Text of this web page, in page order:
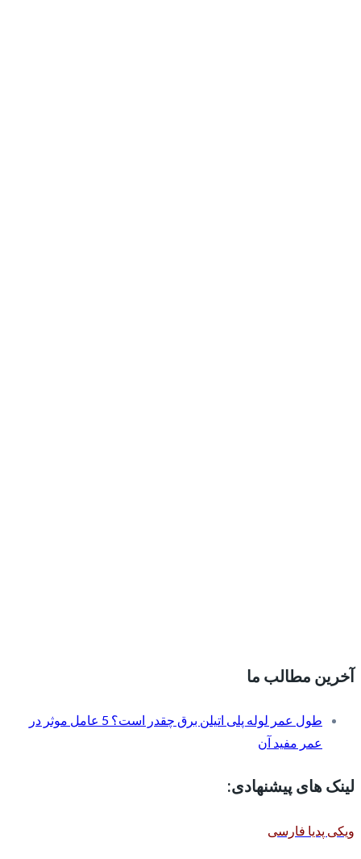
آخرین مطالب ما
طول عمر لوله پلی اتیلن برق چقدر است؟ 5 عامل موثر در
عمر مفید آن
لینک های پیشنهادی:
ویکی پدیا فارسی